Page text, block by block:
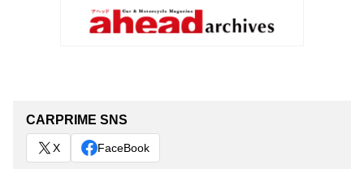
CARPRIME SNS
X FaceBook